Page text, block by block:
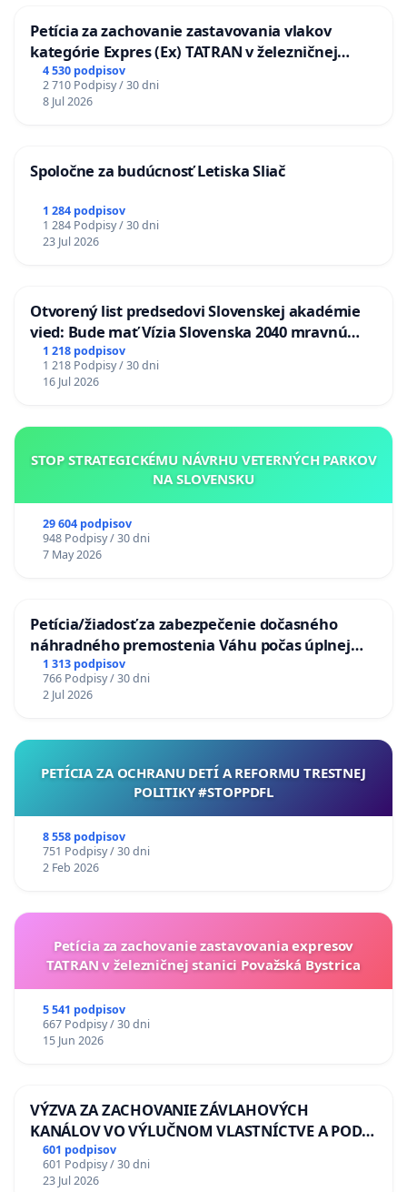
Petícia za zachovanie zastavovania vlakov
kategórie Expres (Ex) TATRAN v železničnej
stanici Púchov
4 530 podpisov
2 710 Podpisy / 30 dni
8 Jul 2026
Spoločne za budúcnosť Letiska Sliač
1 284 podpisov
1 284 Podpisy / 30 dni
23 Jul 2026
Otvorený list predsedovi Slovenskej akadémie
vied: Bude mať Vízia Slovenska 2040 mravnú
chrbticu?
1 218 podpisov
1 218 Podpisy / 30 dni
16 Jul 2026
STOP STRATEGICKÉMU NÁVRHU VETERNÝCH PARKOV
NA SLOVENSKU
29 604 podpisov
948 Podpisy / 30 dni
7 May 2026
Petícia/žiadosť za zabezpečenie dočasného
náhradného premostenia Váhu počas úplnej
uzávery Vážskeho mosta v Komárne
1 313 podpisov
766 Podpisy / 30 dni
2 Jul 2026
PETÍCIA ZA OCHRANU DETÍ A REFORMU TRESTNEJ
POLITIKY #STOPPDFL
8 558 podpisov
751 Podpisy / 30 dni
2 Feb 2026
Petícia za zachovanie zastavovania expresov
TATRAN v železničnej stanici Považská Bystrica
5 541 podpisov
667 Podpisy / 30 dni
15 Jun 2026
VÝZVA ZA ZACHOVANIE ZÁVLAHOVÝCH
KANÁLOV VO VÝLUČNOM VLASTNÍCTVE A POD
KONTROLOU SLOVENSKEJ REPUBLIKY & žiadosť
na riešenie zanedbaného stavu závlahových a
601 podpisov
601 Podpisy / 30 dni
23 Jul 2026